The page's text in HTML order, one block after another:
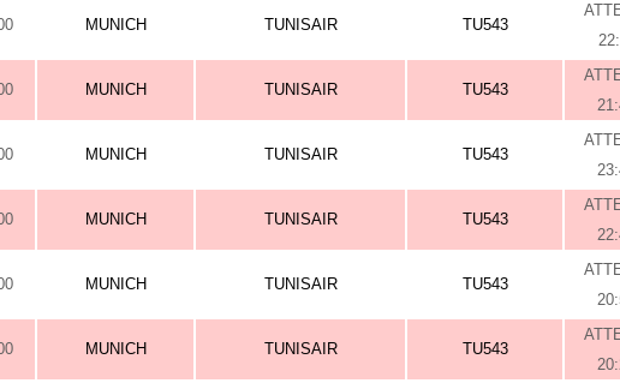
MUNICH TUNISAIR TU543
MUNICH TUNISAIR TU543
MUNICH TUNISAIR TU543
MUNICH TUNISAIR TU543
MUNICH TUNISAIR TU543
MUNICH TUNISAIR TU543